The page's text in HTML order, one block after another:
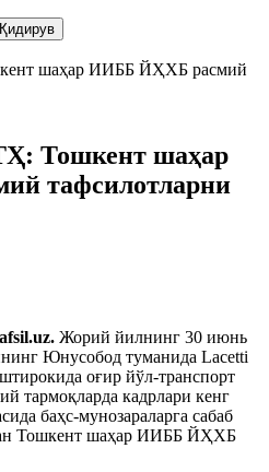
Тошкент шаҳар
тафсилотларни
Жорий йилнинг 30 июнь
Юнусобод туманида Lacetti
оғир йўл-транспорт
тармоқларда кадрлари кенг
баҳс-мунозараларга сабаб
Тошкент шаҳар ИИББ ЙҲХБ